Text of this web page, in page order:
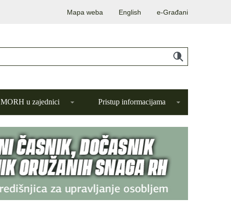
Mapa weba English e-Građani
MORH u zajednici Pristup informacijama